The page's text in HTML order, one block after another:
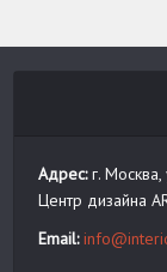
Адрес:г. Москва,
Центр дизайна
Email: